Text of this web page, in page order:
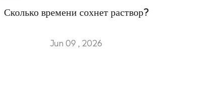
Сколько времени сохнет раствор?
Jun 09 , 2026